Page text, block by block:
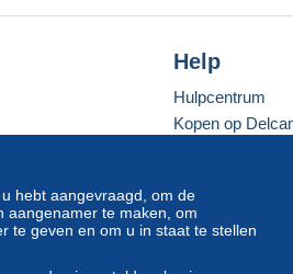
hebt aangevraagd, om de
aangenamer te maken, om
te geven en om u in staat te stellen
Help
Hulpcentrum
Kopen op
Een beveiligde